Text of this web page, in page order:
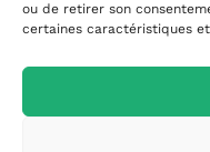
ou de retirer son
certaines caractéristiques
© 2026 MRC de